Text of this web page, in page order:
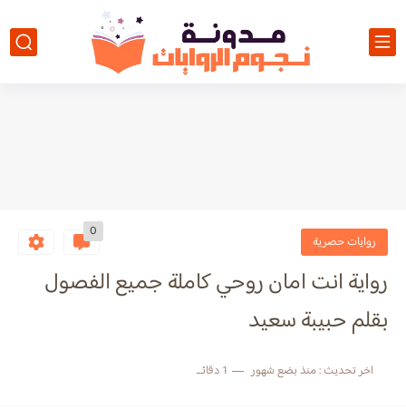
روايات حصرية
0
رواية انت امان روحي كاملة جميع الفصول
بقلم حبيبة سعيد
اخر تحديث :منذ بضع شهور 1 دقائق للقراءة